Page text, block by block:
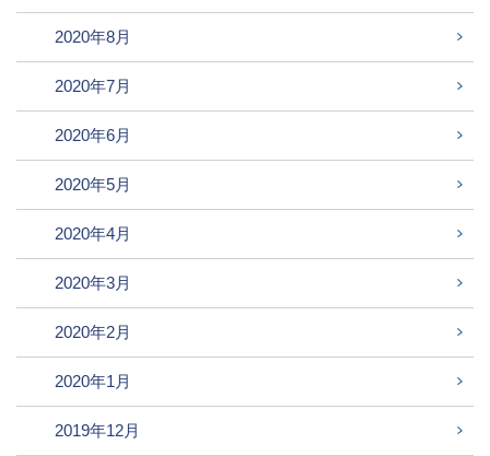
2020年8月
2020年7月
2020年6月
2020年5月
2020年4月
2020年3月
2020年2月
2020年1月
2019年12月